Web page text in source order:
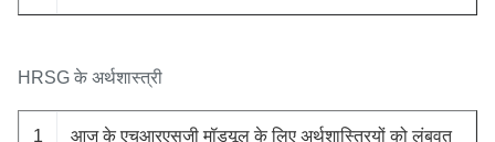
HRSG के अर्थशास्त्री
1
आज के एचआरएसजी मॉड्यूल के लिए अर्थशास्त्रियों को लंबवत